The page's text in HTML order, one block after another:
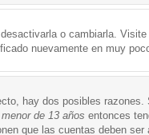
o cambiarla.
nuevamente en muy
hay dos posibles
de 13 años entonces
que las cuentas deben